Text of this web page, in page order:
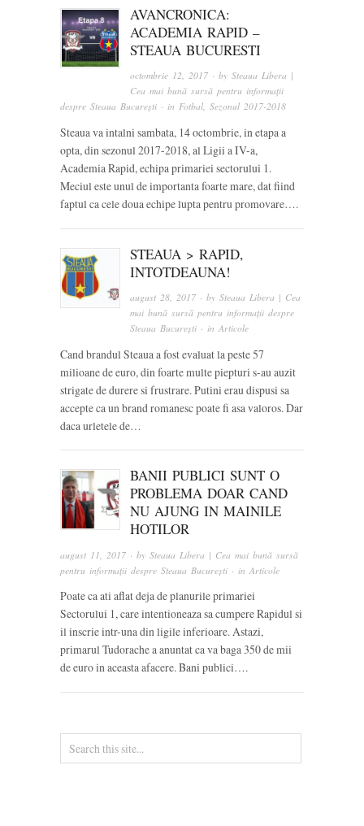
AVANCRONICA:
ACADEMIA RAPID –
STEAUA BUCURESTI
octombrie 12, 2017 · bySteaua Libera |
Cea mai bună sursă pentru informații
despre Steaua București · in Fotbal, Sezonul 2017-2018
Steaua va intalni sambata, 14 octombrie, in etapa a
opta, din sezonul 2017-2018, al Ligii a IV-a,
Academia Rapid, echipa primariei sectorului 1.
Meciul este unul de importanta foarte mare, dat fiind
faptul ca cele doua echipe lupta pentru promovare….
STEAUA > RAPID,
INTOTDEAUNA!
august 28, 2017 · bySteaua Libera | Cea
mai bună sursă pentru informații despre
Steaua București · inArticole
Cand brandul Steaua a fost evaluat la peste 57
milioane de euro, din foarte multe piepturi s-au auzit
strigate de durere si frustrare. Putini erau dispusi sa
accepte ca un brand romanesc poate fi asa valoros. Dar
daca urletele de…
BANII PUBLICI SUNT O
PROBLEMA DOAR CAND
NU AJUNG IN MAINILE
HOTILOR
august 11, 2017 · by Steaua Libera | Cea mai bună sursă
pentru informații despre Steaua București · in Articole
Poate ca ati aflat deja de planurile primariei
Sectorului 1, care intentioneaza sa cumpere Rapidul si
il inscrie intr-una din ligile inferioare. Astazi,
primarul Tudorache a anuntat ca va baga 350 de mii
de euro in aceasta afacere. Bani publici….